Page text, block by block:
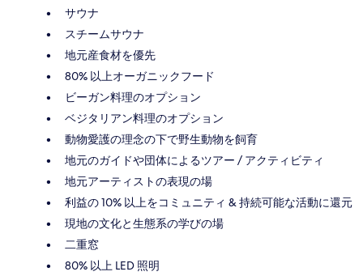
サウナ
スチームサウナ
地元産食材を優先
80% 以上オーガニックフード
ビーガン料理のオプション
ベジタリアン料理のオプション
動物愛護の理念の下で野生動物を飼育
地元のガイドや団体によるツアー / アクティビティ
地元アーティストの表現の場
利益の 10% 以上をコミュニティ & 持続可能な活動に還元
現地の文化と生態系の学びの場
二重窓
80% 以上 LED 照明